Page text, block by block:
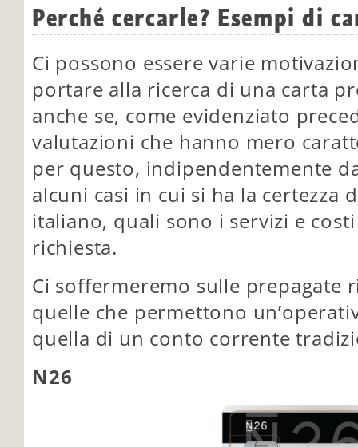
Perché cercarle? Esempi di
Ci possono essere varie
portare alla ricerca di una carta
anche se, come evidenziato
valutazioni che hanno mero
per questo, indipendentemente
alcuni casi in cui si ha la certezza
italiano, quali sono i servizi e
richiesta.
Ci soffermeremo sulle prepagate
quelle che permettono
quella di un conto corrente
N26